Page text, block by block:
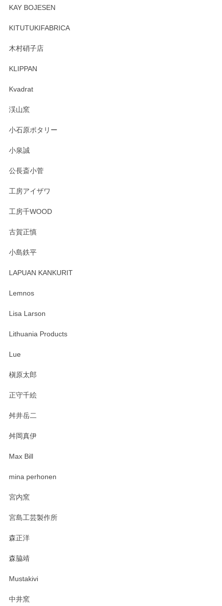
頂き誠にありがとうございます。 そしてレビュ
しくお願いいたします。
淡いグリーンのカラーがとても可愛いです❤️ ありがとうござ
す。 素敵な湯呑みでとても気に入りました。 発送も早く、
たm(_)m
います。無事に届いたようで安心いたしまし
おかけしました。 ありがとうございます。
KAY BOJESEN
KITUTUKIFABRICA
木村硝子店
KLIPPAN
Kvadrat
渓山窯
小石原ポタリー
小泉誠
公長斎小菅
工房アイザワ
工房千WOOD
古賀正慎
小島鉄平
LAPUAN KANKURIT
Lemnos
Lisa Larson
Lithuania Products
Lue
槇原太郎
正守千絵
舛井岳二
舛岡真伊
Max Bill
mina perhonen
宮内窯
宮島工芸製作所
森正洋
森脇靖
Mustakivi
中井窯